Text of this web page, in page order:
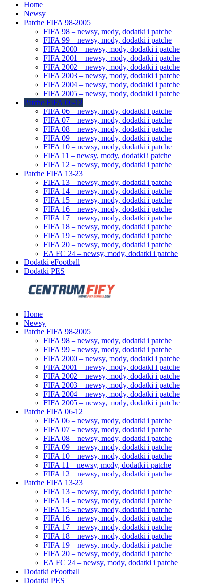
Home
Newsy
Patche FIFA 98-2005
FIFA 98 – newsy, mody, dodatki i patche
FIFA 99 – newsy, mody, dodatki i patche
FIFA 2000 – newsy, mody, dodatki i patche
FIFA 2001 – newsy, mody, dodatki i patche
FIFA 2002 – newsy, mody, dodatki i patche
FIFA 2003 – newsy, mody, dodatki i patche
FIFA 2004 – newsy, mody, dodatki i patche
FIFA 2005 – newsy, mody, dodatki i patche
Patche FIFA 06-12
FIFA 06 – newsy, mody, dodatki i patche
FIFA 07 – newsy, mody, dodatki i patche
FIFA 08 – newsy, mody, dodatki i patche
FIFA 09 – newsy, mody, dodatki i patche
FIFA 10 – newsy, mody, dodatki i patche
FIFA 11 – newsy, mody, dodatki i patche
FIFA 12 – newsy, mody, dodatki i patche
Patche FIFA 13-23
FIFA 13 – newsy, mody, dodatki i patche
FIFA 14 – newsy, mody, dodatki i patche
FIFA 15 – newsy, mody, dodatki i patche
FIFA 16 – newsy, mody, dodatki i patche
FIFA 17 – newsy, mody, dodatki i patche
FIFA 18 – newsy, mody, dodatki i patche
FIFA 19 – newsy, mody, dodatki i patche
FIFA 20 – newsy, mody, dodatki i patche
EA FC 24 – newsy, mody, dodatki i patche
Dodatki eFootball
Dodatki PES
Home
Newsy
Patche FIFA 98-2005
FIFA 98 – newsy, mody, dodatki i patche
FIFA 99 – newsy, mody, dodatki i patche
FIFA 2000 – newsy, mody, dodatki i patche
FIFA 2001 – newsy, mody, dodatki i patche
FIFA 2002 – newsy, mody, dodatki i patche
FIFA 2003 – newsy, mody, dodatki i patche
FIFA 2004 – newsy, mody, dodatki i patche
FIFA 2005 – newsy, mody, dodatki i patche
Patche FIFA 06-12
FIFA 06 – newsy, mody, dodatki i patche
FIFA 07 – newsy, mody, dodatki i patche
FIFA 08 – newsy, mody, dodatki i patche
FIFA 09 – newsy, mody, dodatki i patche
FIFA 10 – newsy, mody, dodatki i patche
FIFA 11 – newsy, mody, dodatki i patche
FIFA 12 – newsy, mody, dodatki i patche
Patche FIFA 13-23
FIFA 13 – newsy, mody, dodatki i patche
FIFA 14 – newsy, mody, dodatki i patche
FIFA 15 – newsy, mody, dodatki i patche
FIFA 16 – newsy, mody, dodatki i patche
FIFA 17 – newsy, mody, dodatki i patche
FIFA 18 – newsy, mody, dodatki i patche
FIFA 19 – newsy, mody, dodatki i patche
FIFA 20 – newsy, mody, dodatki i patche
EA FC 24 – newsy, mody, dodatki i patche
Dodatki eFootball
Dodatki PES